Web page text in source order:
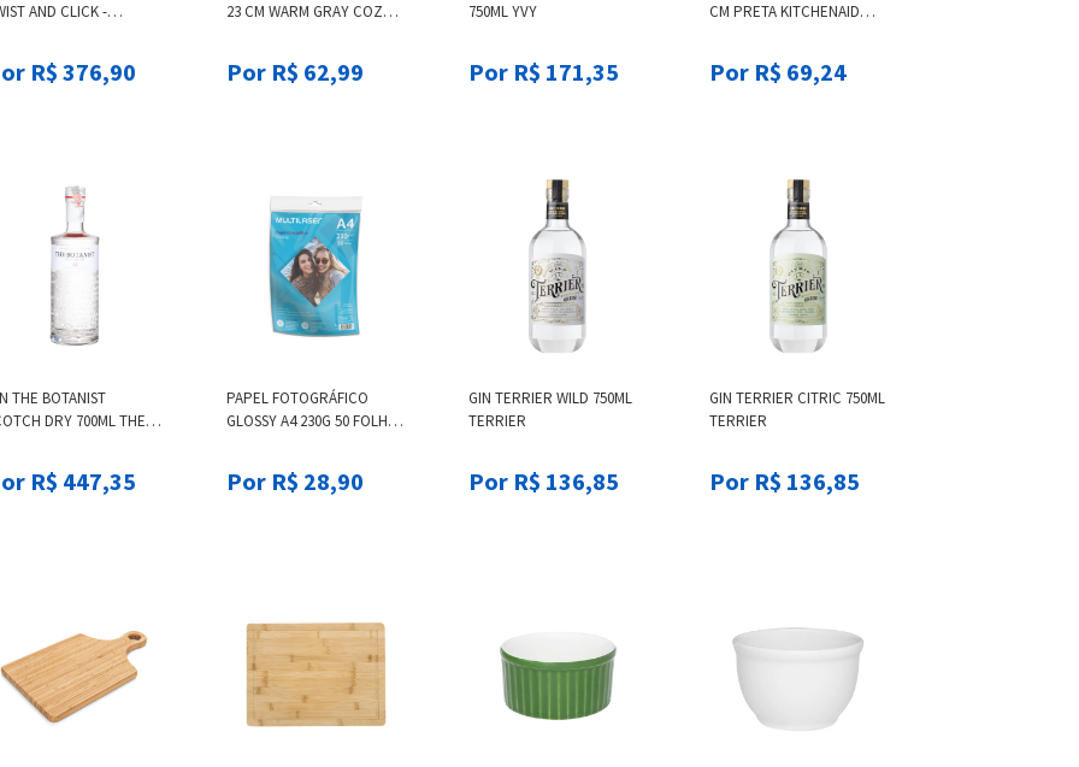
AND CLICK -
R$ 376,90
23 CM WARM GRAY COZA
Por R$ 62,99
750ML YVY
Por R$ 171,35
CM PRETA KITCHENAID
Por R$ 69,24
THE BOTANIST
DRY 700ML THE
R$ 447,35
PAPEL FOTOGRÁFICO
GLOSSY A4 230G 50 FOLHAS
Por R$ 28,90
GIN TERRIER WILD 750ML
TERRIER
Por R$ 136,85
GIN TERRIER CITRIC 750ML
TERRIER
Por R$ 136,85